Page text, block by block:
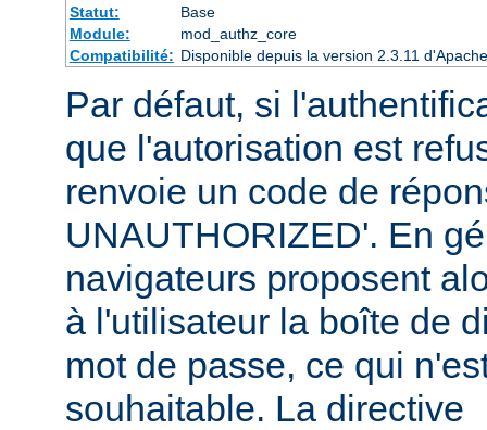
Statut:
Base
Module:
mod_authz_core
Compatibilité: Disponible depuis la version 2.3.11
Par défaut, si
que l'autorisation est
renvoie un code de
UNAUTHORIZED'. En
navigateurs proposent
à l'utilisateur la boîte de
mot de passe, ce qui
souhaitable. La directive